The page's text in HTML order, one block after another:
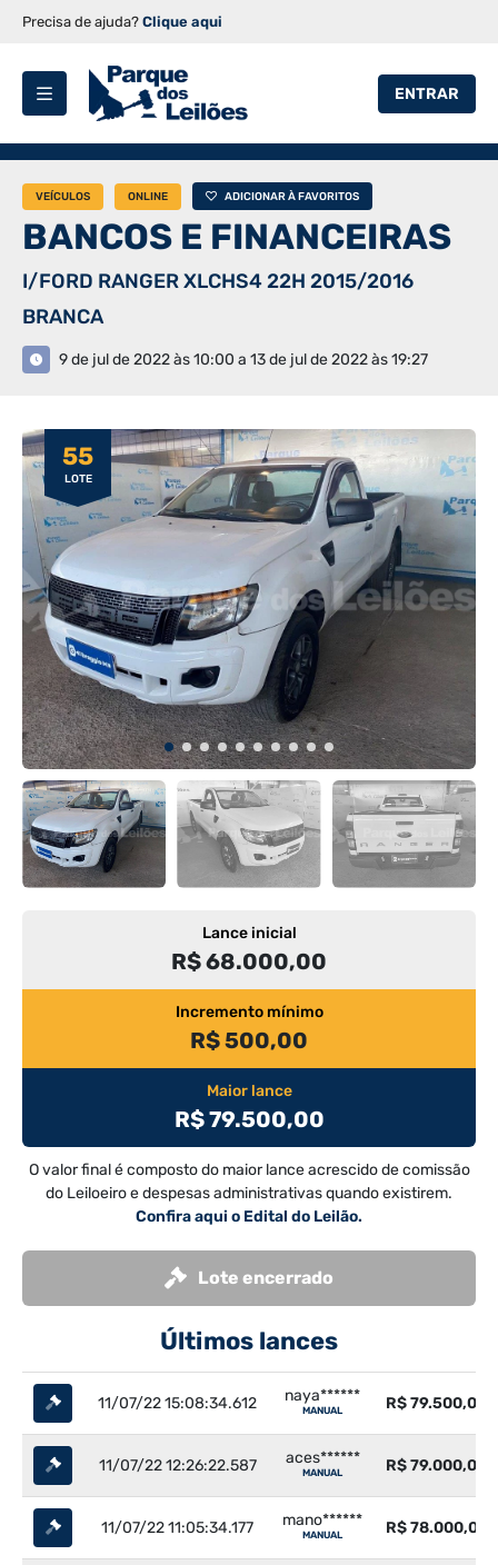
Precisa de ajuda? Clique aqui
ENTRAR
VEÍCULOS ONLINE ADICIONAR À FAVORITOS
BANCOS E FINANCEIRAS
I/FORD RANGER XLCHS4 22H 2015/2016
BRANCA
9 de jul de 2022 às 10:00 a 13 de jul de 2022 às 19:27
55
LOTE
Lance inicial
R$ 68.000,00
Incremento mínimo
R$ 500,00
Maior lance
R$ 79.500,00
O valor final é composto do maior lance acrescido de comissão
do Leiloeiro e despesas administrativas quando existirem.
Confira aqui o Edital do Leilão.
Lote encerrado
Últimos lances
11/07/22 15:08:34.612 naya******
MANUAL R$ 79.500,00
11/07/22 12:26:22.587 aces******
MANUAL R$ 79.000,00
11/07/22 11:05:34.177 mano******
MANUAL R$ 78.000,00